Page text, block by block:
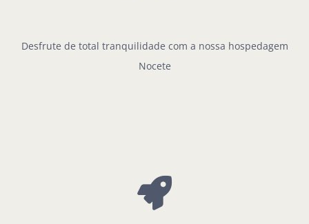
Desfrute de total tranquilidade com a nossa hospedagem
Nocete